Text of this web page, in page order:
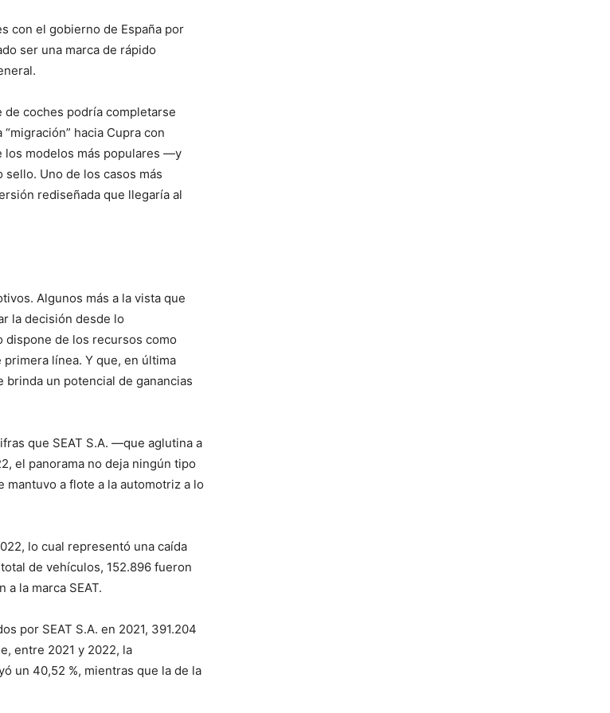
con el gobierno de España por
ser una marca de rápido
de coches podría completarse
hacia Cupra con
los modelos más populares —y
Uno de los casos más
rediseñada que llegaría al
Algunos más a la vista que
la decisión desde lo
dispone de los recursos como
primera línea. Y que, en última
brinda un potencial de ganancias
que SEAT S.A. —que aglutina a
el panorama no deja ningún tipo
mantuvo a flote a la automotriz a lo
lo cual representó una caída
de vehículos, 152.896 fueron
la marca SEAT.
por SEAT S.A. en 2021, 391.204
entre 2021 y 2022, la
un 40,52 %, mientras que la de la